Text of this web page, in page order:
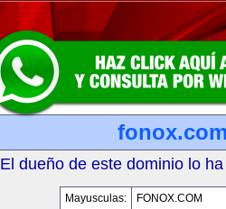
El dueño de este dominio lo
Mayusculas:
FONOX.COM